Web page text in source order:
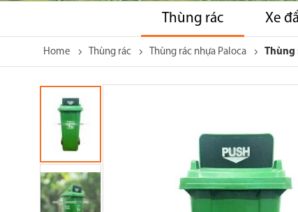
Thùng rác Xe
Home Thùng rác Thùng rác nhựa Paloca Thùng
the
images
gallery